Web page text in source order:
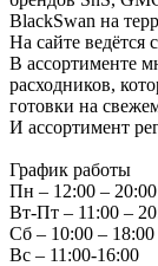
BlackSwan на
На сайте ведётся
В ассортименте
расходников,
готовки на
И ассортимент
График работы
Пн – 12:00 – 20:00
Вт-Пт – 11:00 –
Сб – 10:00 – 18:00
Вс – 11:00-16:00